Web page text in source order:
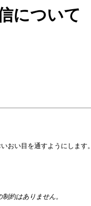
について
おい目を通すようにします。